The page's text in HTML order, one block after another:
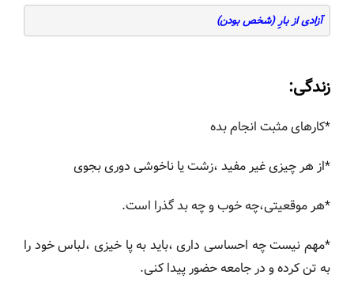
آزادی از بارِِ (شخص بودن)
زندگی:
*کارهای مثبت انجام بده
*از هر چیزی غیر مفید ،زشت یا ناخوشی دوری بجوی
*هر موقعیتی،چه خوب و چه بد گذرا است.
*مهم نیست چه احساسی داری ،باید به پا خیزی ،لباس خود را
به تن کرده و در جامعه حضور پیدا کنی.